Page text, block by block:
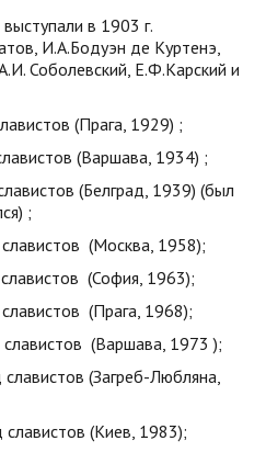
в 1903 г.
И.А.Бодуэн де Куртенэ,
Соболевский, Е.Ф.Карский и
(Прага, 1929) ;
(Варшава, 1934) ;
(Белград, 1939) (был
;
(Москва, 1958);
(София, 1963);
(Прага, 1968);
(Варшава, 1973 );
(Загреб-Любляна,
(Киев, 1983);